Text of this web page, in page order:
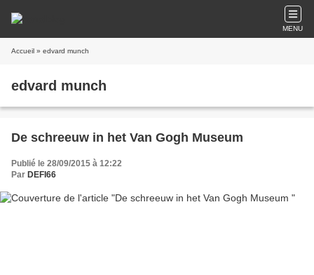
MENU
Accueil » edvard munch
edvard munch
De schreeuw in het Van Gogh Museum
Publié le 28/09/2015 à 12:22
Par DEFI66